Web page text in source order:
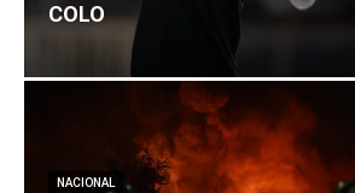
COLO
NACIONAL